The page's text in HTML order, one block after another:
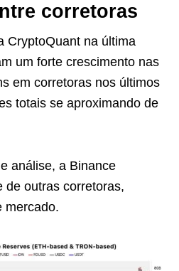
corretoras
CryptoQuant na última
um forte crescimento nas
em corretoras nos últimos
totais se aproximando de
análise, a Binance
de outras corretoras,
mercado.